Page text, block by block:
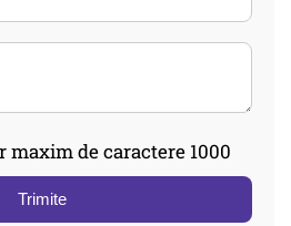
maxim de caractere 1000
Trimite